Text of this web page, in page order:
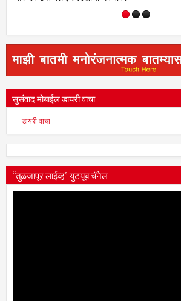
सुसंवाद मोबाईल डायरी वाचा
डायरी वाचा
“तुळजापूर लाईव्ह” युटयूब चॅनेल